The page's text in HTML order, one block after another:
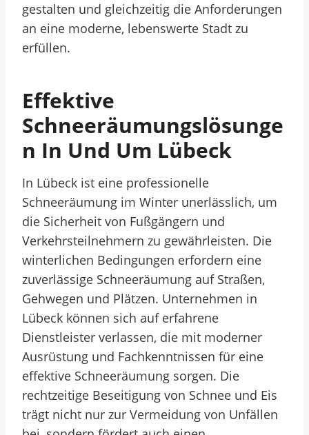
gestalten und gleichzeitig die Anforderungen
an eine moderne, lebenswerte Stadt zu
erfüllen.
Effektive
Schneeräumungslösunge
N In Und Um Lübeck
In Lübeck ist eine professionelle
Schneeräumung im Winter unerlässlich, um
die Sicherheit von Fußgängern und
Verkehrsteilnehmern zu gewährleisten. Die
winterlichen Bedingungen erfordern eine
zuverlässige Schneeräumung auf Straßen,
Gehwegen und Plätzen. Unternehmen in
Lübeck können sich auf erfahrene
Dienstleister verlassen, die mit moderner
Ausrüstung und Fachkenntnissen für eine
effektive Schneeräumung sorgen. Die
rechtzeitige Beseitigung von Schnee und Eis
trägt nicht nur zur Vermeidung von Unfällen